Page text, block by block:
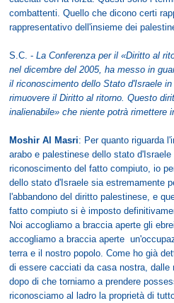
combattenti. Quello che dicono certi
rappresentativo dell'insieme dei
S.C. -La Conferenza per il «Diritto al
nel dicembre del 2005, ha messo in
il riconoscimento dello Stato d'Israele
rimuovere il Diritto al ritorno. Questo
inalienabile» che niente potrà rimettere
Moshir Al Masri: Per quanto riguarda
arabo e palestinese dello stato
riconoscimento del fatto compiuto, io
dello stato d'Israele sia estremamente
l'abbandono del diritto palestinese, e
fatto compiuto si è imposto
Noi accogliamo a braccia aperte gli
accogliamo a braccia aperte
terra e il nostro popolo. Come ho già
di essere cacciati da casa nostra, dalle
dopo di che torniamo a prendere
riconosciamo al ladro la proprietà di